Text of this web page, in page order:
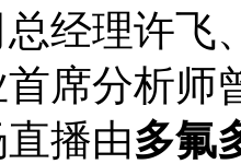
经理许飞
席分析师
播由多氟